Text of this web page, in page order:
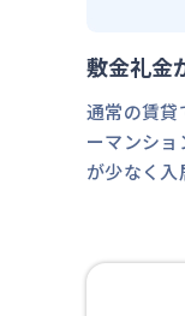
敷金礼金
通常の賃貸
ーマンシ
が少なく入